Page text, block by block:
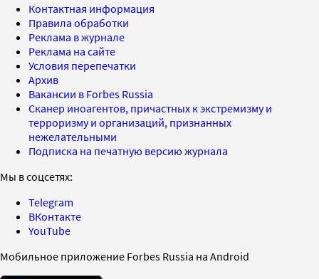
Контактная информация
Правила обработки
Реклама в журнале
Реклама на сайте
Условия перепечатки
Архив
Вакансии в Forbes Russia
Сканер иноагентов, причастных к экстремизму и
терроризму и организаций, признанных
нежелательными
Подписка на печатную версию журнала
Мы в соцсетях:
Telegram
ВКонтакте
YouTube
Мобильное приложение Forbes Russia на Android